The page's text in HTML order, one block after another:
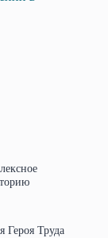
Героя Труда